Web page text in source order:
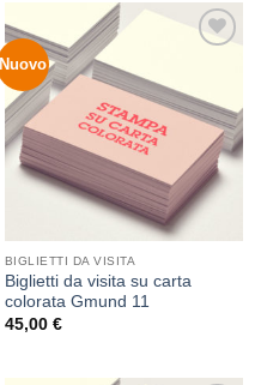
Nuovo
dei
desideri
BIGLIETTI DA VISITA
Biglietti da visita su carta
colorata Gmund 11
45,00 €